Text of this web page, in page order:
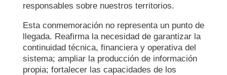
responsables sobre nuestros territorios.
Esta conmemoración no representa un punto de
llegada. Reafirma la necesidad de garantizar la
continuidad técnica, financiera y operativa del
sistema; ampliar la producción de información
propia; fortalecer las capacidades de los